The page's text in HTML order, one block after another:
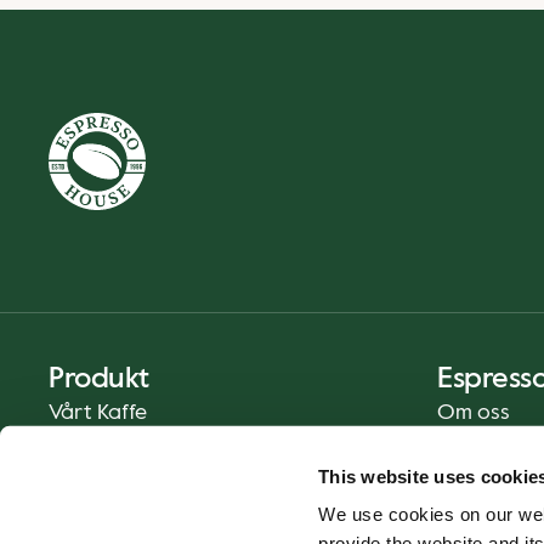
This website uses
We use cookies on our
Produkt
Vårt Kaffe
Om oss
Kontakt